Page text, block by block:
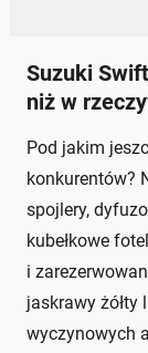
Suzuki
niż w
Pod jakim
konkurentów?
spojlery,
kubełkowe
i
jaskrawy żółty
wyczynowych